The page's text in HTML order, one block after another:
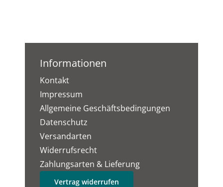
Informationen
Kontakt
Impressum
Allgemeine Geschäftsbedingungen
Datenschutz
Versandarten
Widerrufsrecht
Zahlungsarten & Lieferung
Vertrag widerrufen